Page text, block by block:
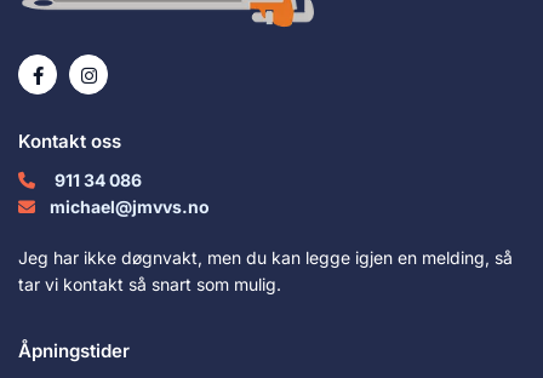
Kontakt oss
 911 34 086
 michael@jmvvs.no
Jeg har ikke døgnvakt, men du kan legge igjen en melding, så
tar vi kontakt så snart som mulig.
Åpningstider